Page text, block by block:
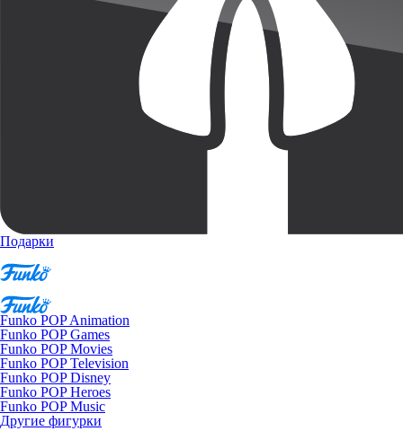
Подарки
Funko POP Animation
Funko POP Games
Funko POP Movies
Funko POP Television
Funko POP Disney
Funko POP Heroes
Funko POP Music
Другие фигурки